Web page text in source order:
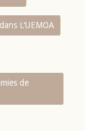
L‘UEMOA
de